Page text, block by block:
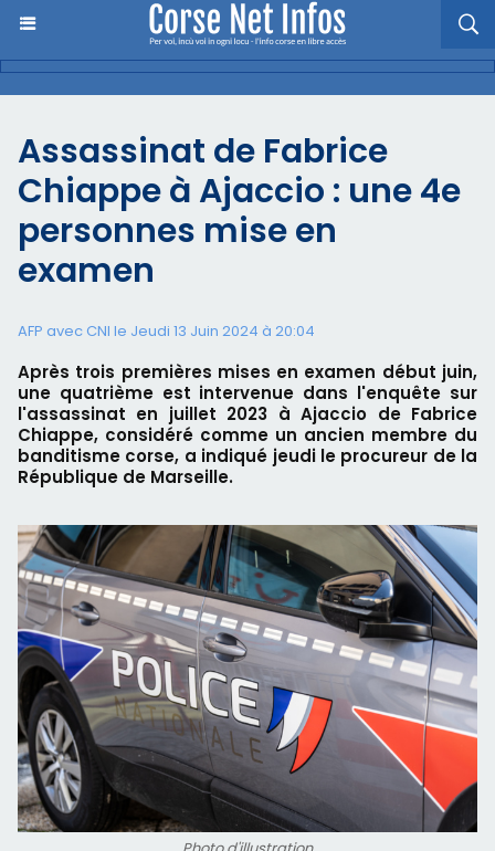
Assassinat de Fabrice
Chiappe à Ajaccio : une 4e
personnes mise en
examen
AFP avec CNI le Jeudi 13 Juin 2024 à 20:04
Après trois premières mises en examen début juin,
une quatrième est intervenue dans l'enquête sur
l'assassinat en juillet 2023 à Ajaccio de Fabrice
Chiappe, considéré comme un ancien membre du
banditisme corse, a indiqué jeudi le procureur de la
République de Marseille.